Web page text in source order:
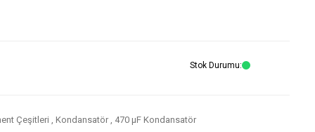
Stok Durumu
Çeşitleri , Kondansatör , 470 μF Kondansatör